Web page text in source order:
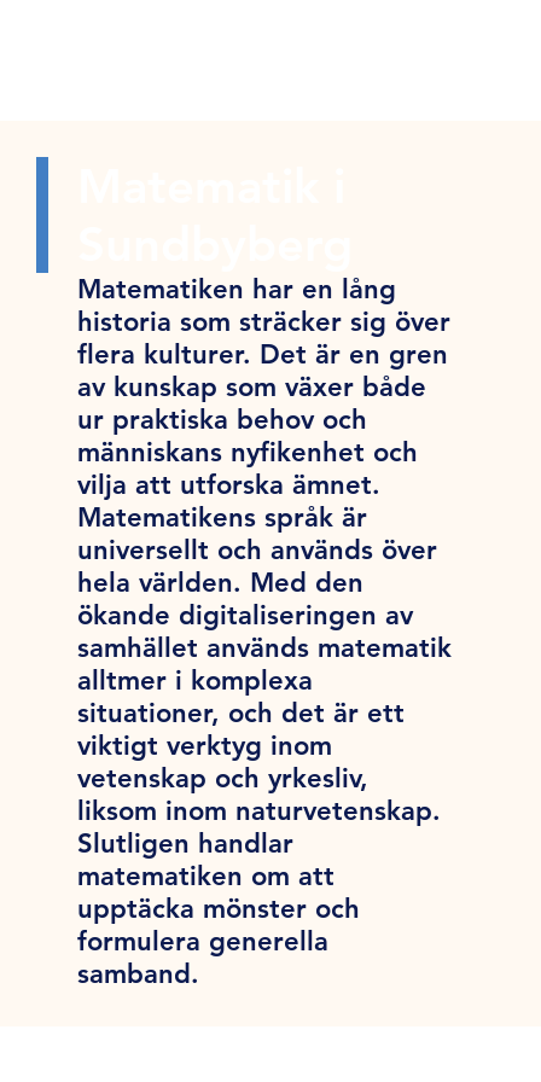
Matematiken har en lång
historia som sträcker sig över
flera kulturer. Det är en gren
av kunskap som växer både
ur praktiska behov och
människans nyfikenhet och
vilja att utforska ämnet.
Matematikens språk är
universellt och används över
hela världen. Med den
ökande digitaliseringen av
samhället används matematik
alltmer i komplexa
situationer, och det är ett
viktigt verktyg inom
vetenskap och yrkesliv,
liksom inom naturvetenskap.
Slutligen handlar
matematiken om att
upptäcka mönster och
formulera generella
samband.